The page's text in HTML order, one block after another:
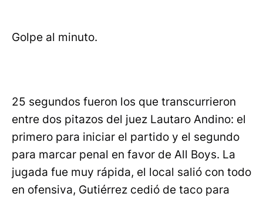
Golpe al minuto.
25 segundos fueron los que transcurrieron
entre dos pitazos del juez Lautaro Andino: el
primero para iniciar el partido y el segundo
para marcar penal en favor de All Boys. La
jugada fue muy rápida, el local salió con todo
en ofensiva, Gutiérrez cedió de taco para